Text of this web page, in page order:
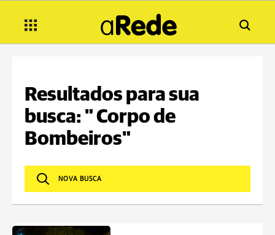
Resultados para sua
busca: " Corpo de
Bombeiros"